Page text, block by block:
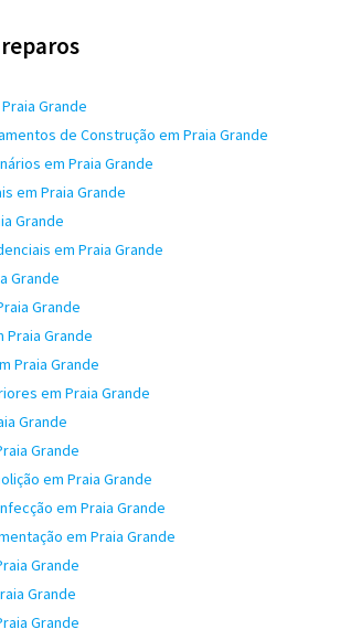
Grande
de Construção em Praia Grande
em Praia Grande
em Praia Grande
Grande
em Praia Grande
Grande
Grande
Grande
Praia Grande
em Praia Grande
Grande
Grande
em Praia Grande
em Praia Grande
em Praia Grande
Grande
Grande
Grande